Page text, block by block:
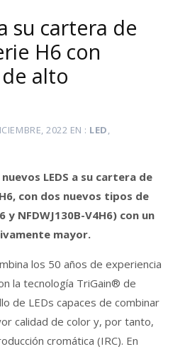
su cartera de
H6 con
alto
2022 EN LED,
LEDS a su cartera de
con dos nuevos tipos de
y NFDWJ130B-V4H6) con un
mayor.
los 50 años de experiencia
la tecnología TriGain® de
de LEDs capaces de combinar
calidad de color y, por tanto,
cromática (IRC). En